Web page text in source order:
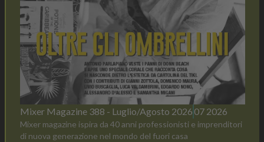
Mixer Magazine 388 - Luglio/Agosto 2026 07 2026
Mixer magazine ispira da 40 anni professionisti e imprenditori
di nuova generazione nel mondo del fuori casa